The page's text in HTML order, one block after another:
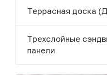
Террасная доска
Трехслойные
панели